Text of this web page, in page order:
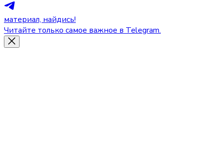
материал, найдись!
Читайте только самое важное в Telegram.